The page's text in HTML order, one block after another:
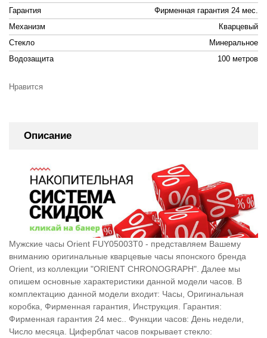
Гарантия
Фирменная гарантия 24 мес.
Механизм
Кварцевый
Стекло
Минеральное
Водозащита
100 метров
Нравится
Описание
Мужские часы Orient FUY05003T0 - представляем Вашему
вниманию оригинальные кварцевые часы японского бренда
Orient, из коллекции "ORIENT CHRONOGRAPH". Далее мы
опишем основные характеристики данной модели часов. В
комплектацию данной модели входит: Часы, Оригинальная
коробка, Фирменная гарантия, Инструкция. Гарантия:
Фирменная гарантия 24 мес.. Функции часов: День недели,
Число месяца. Циферблат часов покрывает стекло: